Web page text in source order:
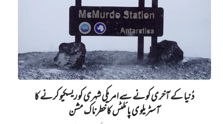
دُنیا کے آخری کونے سے امریکی شہری کو ریسکیو کرنے کا
آسٹریلوی پائلٹس کا خطرناک مشن